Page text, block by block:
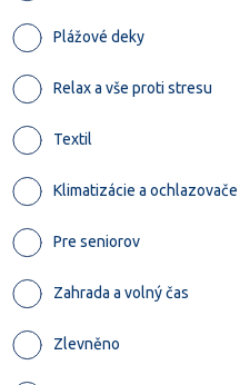
Plážové deky
Relax a vše proti stresu
Textil
Klimatizácie a ochlazovače
Pre seniorov
Zahrada a volný čas
Zlevněno